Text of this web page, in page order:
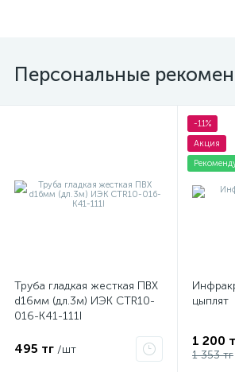
Персональные
Труба гладкая жесткая ПВХ
d16мм (дл.3м) ИЭК CTR10-
016-K41-111I
495 тг /шт
-11%
Акция
цыплят
1 200
1 353 тг